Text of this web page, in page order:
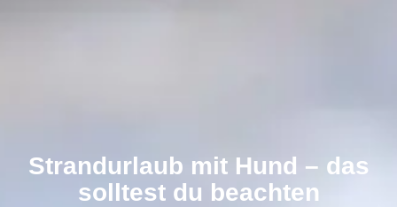
Strandurlaub mit Hund – das
solltest du beachten